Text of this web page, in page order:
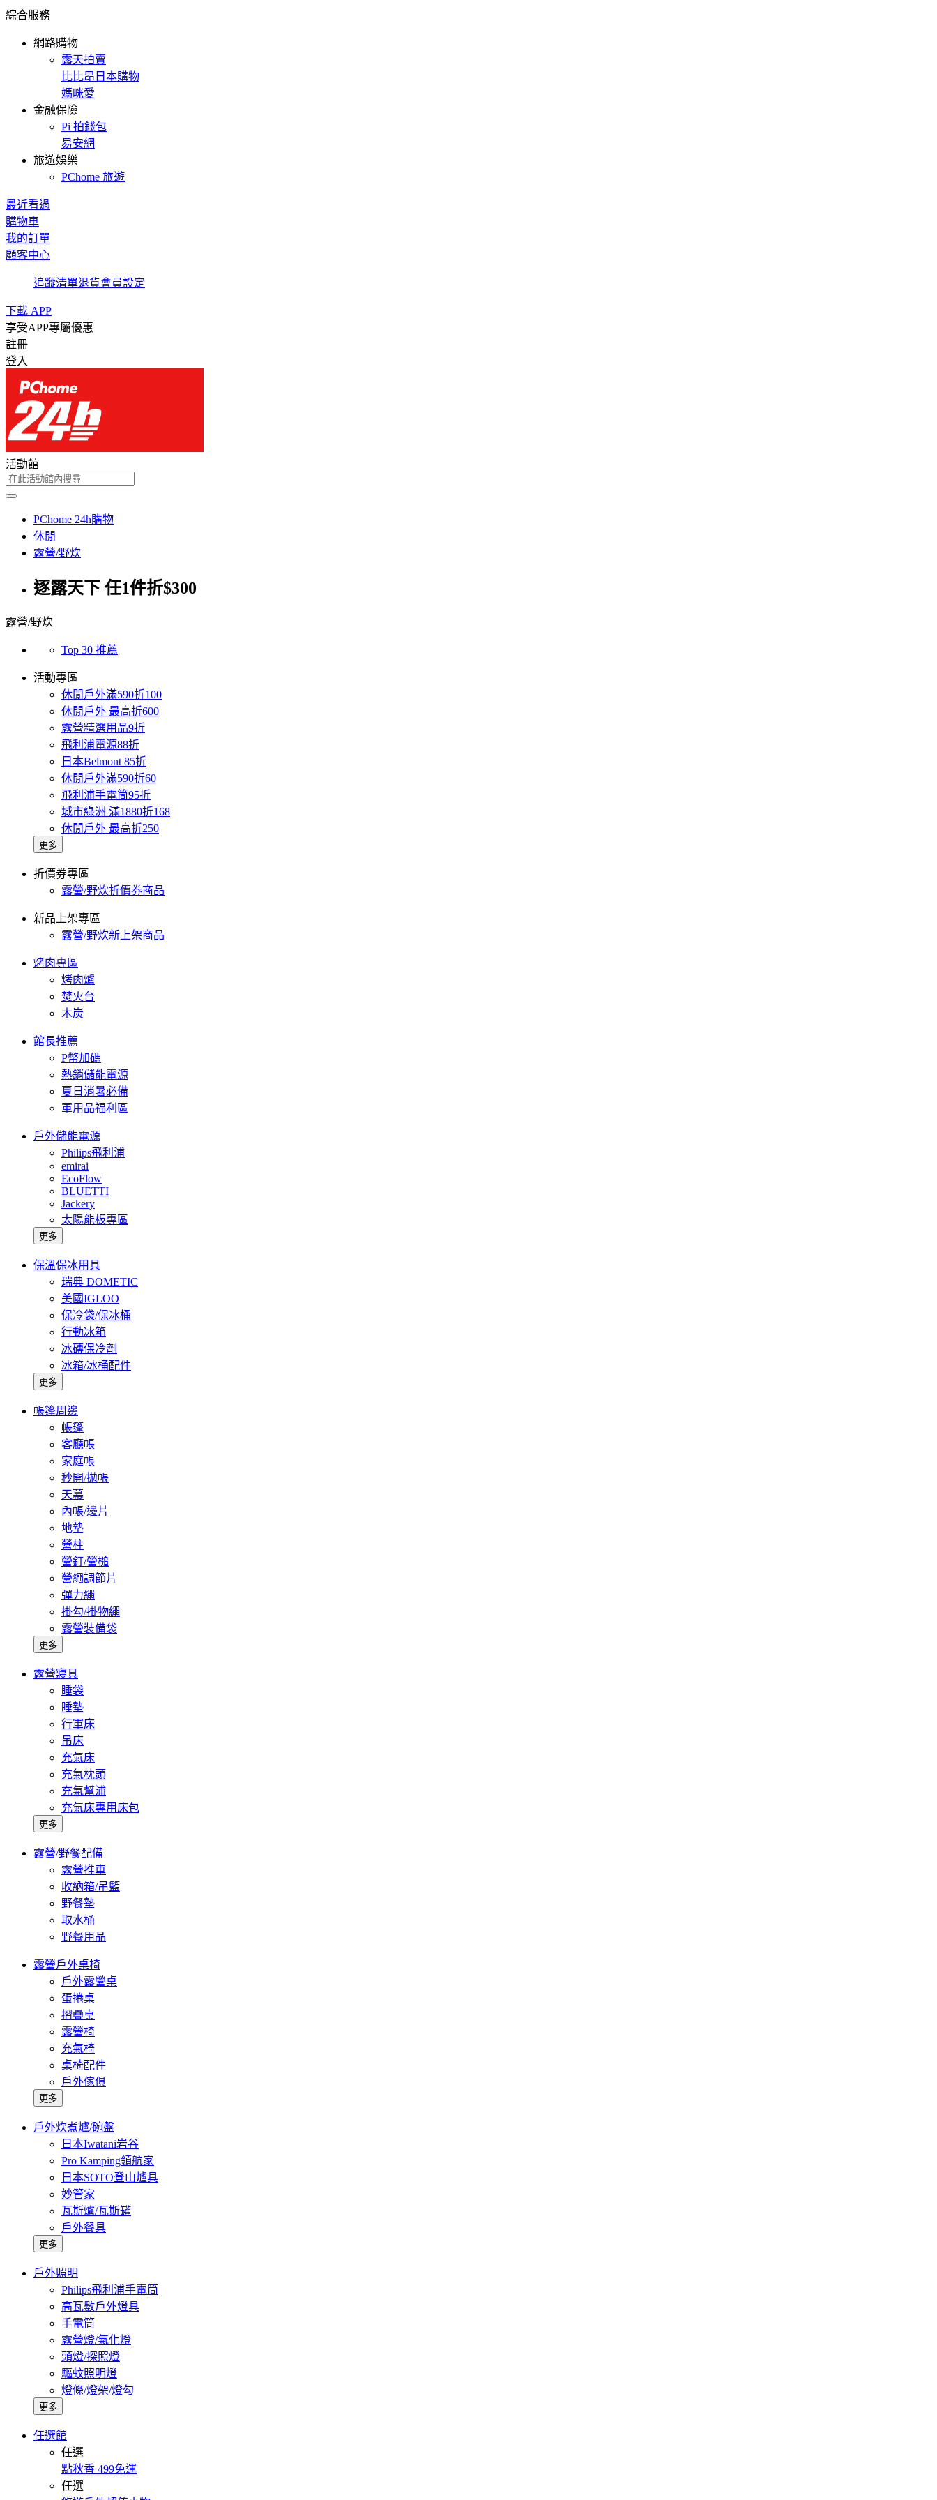
綜合服務
網路購物
露天拍賣
比比昂日本購物
媽咪愛
金融保險
Pi 拍錢包
易安網
旅遊娛樂
PChome 旅遊
最近看過
購物車
我的訂單
顧客中心
追蹤清單退貨會員設定
下載 APP
享受APP專屬優惠
註冊
登入
活動館
PChome 24h購物
休閒
露營/野炊
逐露天下 任1件折$300
露營/野炊
Top 30 推薦
活動專區
休閒戶外滿590折100
休閒戶外 最高折600
露營精選用品9折
飛利浦電源88折
日本Belmont 85折
休閒戶外滿590折60
飛利浦手電筒95折
城市綠洲 滿1880折168
休閒戶外 最高折250
更多
折價券專區
露營/野炊折價券商品
新品上架專區
露營/野炊新上架商品
烤肉專區
烤肉爐
焚火台
木炭
館長推薦
P幣加碼
熱銷儲能電源
夏日消暑必備
軍用品福利區
戶外儲能電源
Philips飛利浦
emirai
EcoFlow
BLUETTI
Jackery
太陽能板專區
更多
保溫保冰用具
瑞典 DOMETIC
美國IGLOO
保冷袋/保冰桶
行動冰箱
冰磚保冷劑
冰箱/冰桶配件
更多
帳篷周邊
帳篷
客廳帳
家庭帳
秒開/拋帳
天幕
內帳/邊片
地墊
營柱
營釘/營槌
營繩調節片
彈力繩
掛勾/掛物繩
露營裝備袋
更多
露營寢具
睡袋
睡墊
行軍床
吊床
充氣床
充氣枕頭
充氣幫浦
充氣床專用床包
更多
露營/野餐配備
露營推車
收納箱/吊籃
野餐墊
取水桶
野餐用品
露營戶外桌椅
戶外露營桌
蛋捲桌
摺疊桌
露營椅
充氣椅
桌椅配件
戶外傢俱
更多
戶外炊煮爐/碗盤
日本Iwatani岩谷
Pro Kamping領航家
日本SOTO登山爐具
妙管家
瓦斯爐/瓦斯罐
戶外餐具
更多
戶外照明
Philips飛利浦手電筒
高瓦數戶外燈具
手電筒
露營燈/氣化燈
頭燈/探照燈
驅蚊照明燈
燈條/燈架/燈勾
更多
任選館
任選
點秋香 499免運
任選